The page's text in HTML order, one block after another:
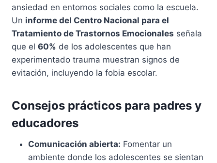
ansiedad en entornos sociales como la escuela.
Un informe del Centro Nacional para el
Tratamiento de Trastornos Emocionales señala
que el 60% de los adolescentes que han
experimentado trauma muestran signos de
evitación, incluyendo la fobia escolar.
Consejos prácticos para padres y
educadores
Comunicación abierta: Fomentar un
ambiente donde los adolescentes se sientan